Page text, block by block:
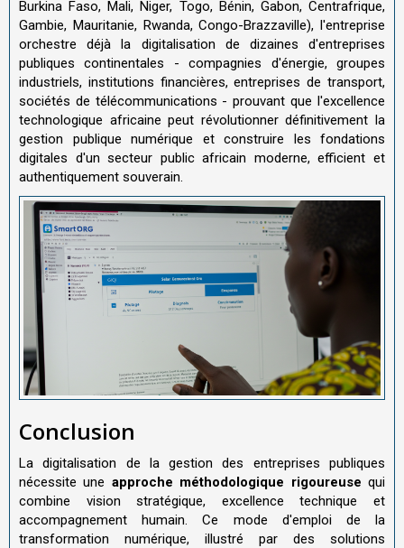
Burkina Faso, Mali, Niger, Togo, Bénin, Gabon, Centrafrique,
Gambie, Mauritanie, Rwanda, Congo-Brazzaville), l'entreprise
orchestre déjà la digitalisation de dizaines d'entreprises
publiques continentales - compagnies d'énergie, groupes
industriels, institutions financières, entreprises de transport,
sociétés de télécommunications - prouvant que l'excellence
technologique africaine peut révolutionner définitivement la
gestion publique numérique et construire les fondations
digitales d'un secteur public africain moderne, efficient et
authentiquement souverain.
Conclusion
La digitalisation de la gestion des entreprises publiques
nécessite une approche méthodologique rigoureuse qui
combine vision stratégique, excellence technique et
accompagnement humain. Ce mode d'emploi de la
transformation numérique, illustré par des solutions